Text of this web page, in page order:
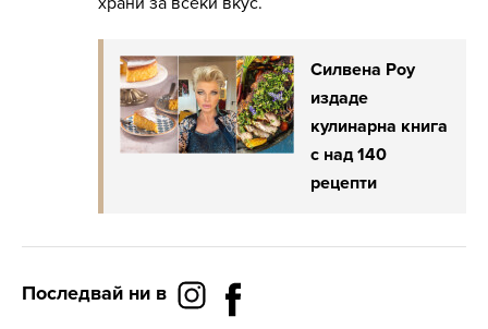
Силвена Роу
издаде
кулинарна книга
с над 140
рецепти
Последвай ни в